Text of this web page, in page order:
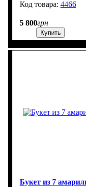
4466
5 800грн
Купить
Букет из 7